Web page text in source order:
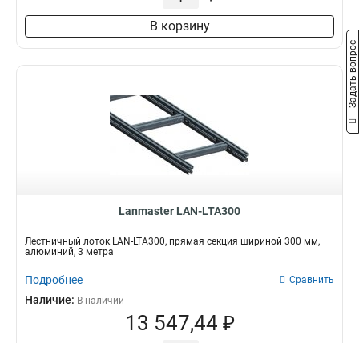
В корзину
Lanmaster LAN-LTA300
Лестничный лоток LAN-LTA300, прямая секция шириной 300 мм,
алюминий, 3 метра
Подробнее Сравнить
Наличие: В наличии
13 547,44 ₽
Задать вопрос